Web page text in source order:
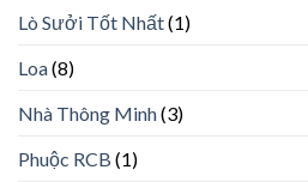
Lò Sưởi Tốt Nhất(1)
Loa(8)
Nhà Thông Minh(3)
Phuộc RCB (1)